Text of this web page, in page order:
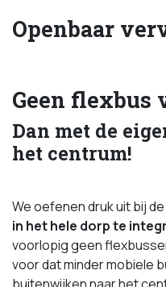
Openbaar
Geen flexbus
Dan met de
het centrum!
We oefenen druk uit bij
in het hele dorp te
voorlopig geen
voor dat minder mobiele